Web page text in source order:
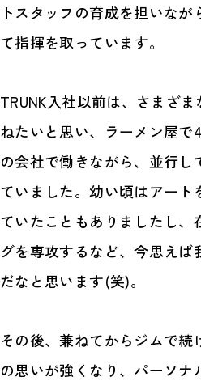
トスタッフの育成を担いな
て指揮を取っています。
TRUNK入社以前は、さまざ
ねたいと思い、ラーメン屋で
の会社で働きながら、並行し
ていました。幼い頃はアート
ていたこともありましたし、
グを専攻するなど、今思えば
だなと思います(笑)。
その後、兼ねてからジムで続
の思いが強くなり、パーソナ